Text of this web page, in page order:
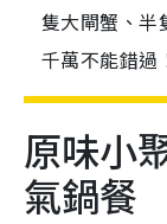
隻大閘蟹、半
千萬不能錯過
原味小
氣鍋餐